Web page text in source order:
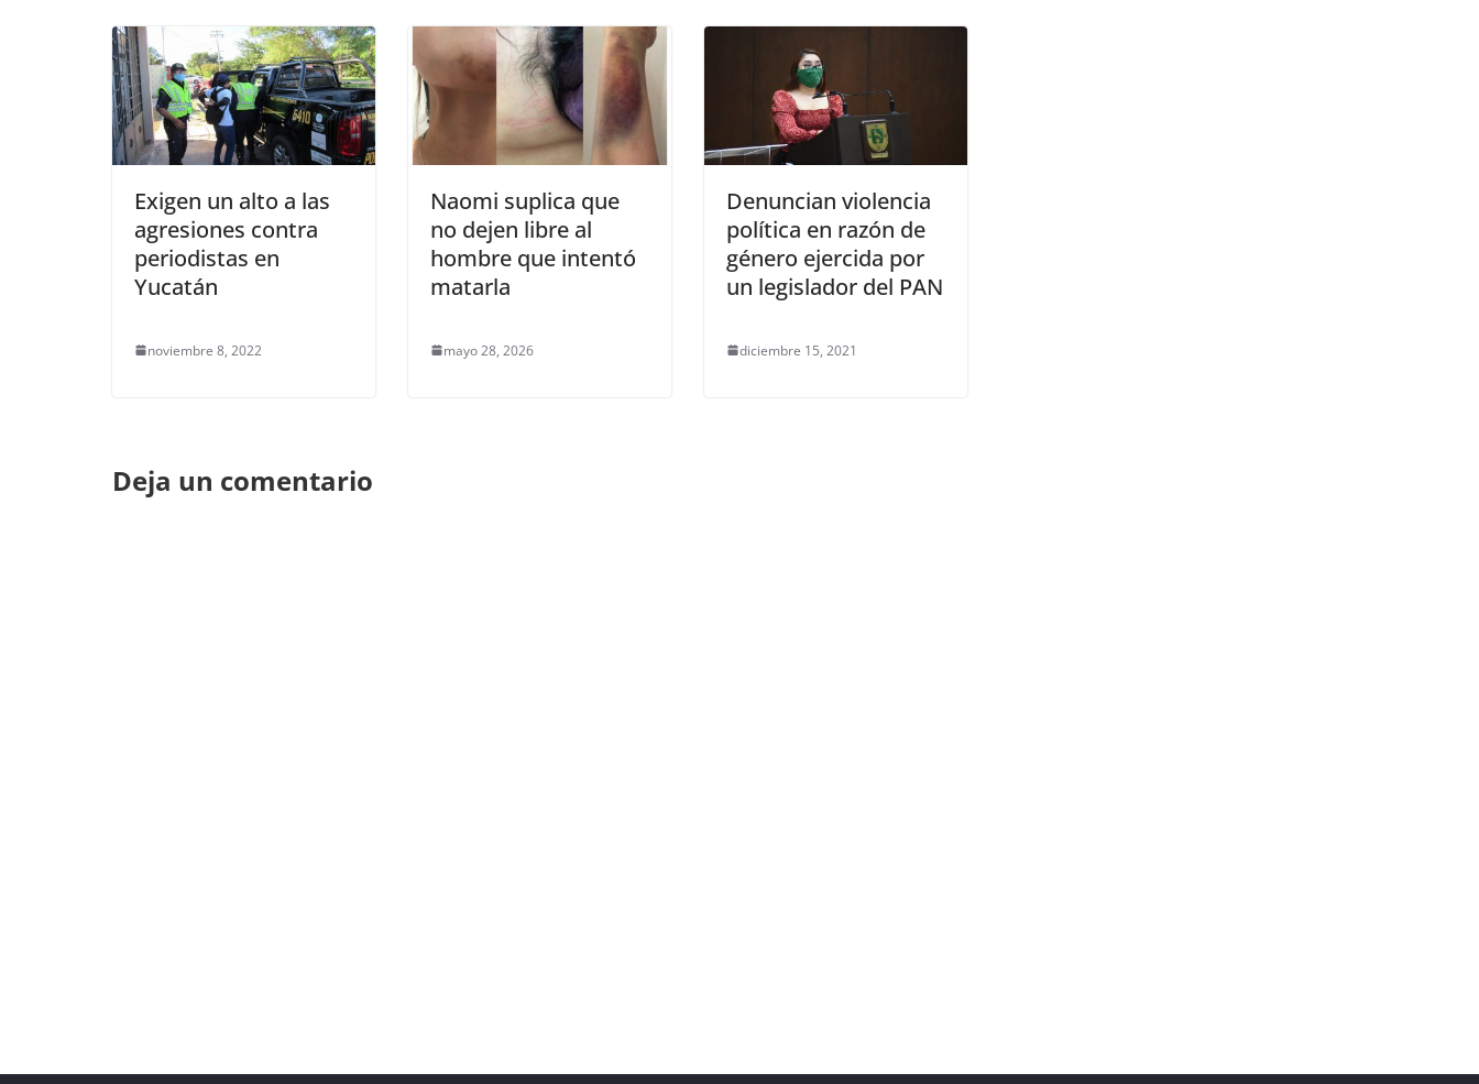
Exigen un alto a las
agresiones contra
periodistas en
Yucatán
noviembre 8, 2022
Naomi suplica que
no dejen libre al
hombre que intentó
matarla
mayo 28, 2026
Denuncian violencia
política en razón de
género ejercida por
un legislador del PAN
diciembre 15, 2021
Deja un comentario